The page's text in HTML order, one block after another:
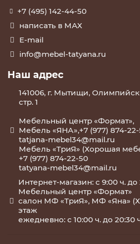
+7 (495) 142-44-50
написать в МАХ
E-mail
info@mebel-tatyana.ru
Наш адрес
141006, г. Мытищи,
стр. 1
Мебельный центр «Формат»,
Мебель «ЯНА»,+7 (977) 874-
tatjana-mebel34@mail.ru
Мебель «ТриЯ» (Хорошая
+7 (977) 874-22-50
tatyana-mebel34@mail.ru
Интернет-магазин: с 9:00 ч. до
Мебельный центр «Формат»
салон МФ «ТриЯ», МФ «Яна»
этаж
ежедневно: с 10:00 ч. до 20:30